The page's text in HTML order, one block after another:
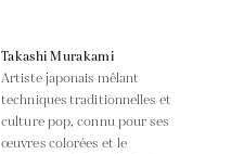
Takashi Murakami
Artiste japonais mêlant
techniques traditionnelles et
culture pop, connu pour ses
œuvres colorées et le